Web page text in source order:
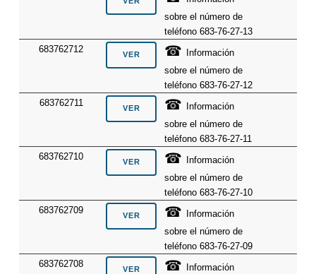
sobre el número de
teléfono 683-76-27-13
683762712
☎
Información
sobre el número de
teléfono 683-76-27-12
683762711
☎
Información
sobre el número de
teléfono 683-76-27-11
683762710
☎
Información
sobre el número de
teléfono 683-76-27-10
683762709
☎
Información
sobre el número de
teléfono 683-76-27-09
683762708
☎
Información